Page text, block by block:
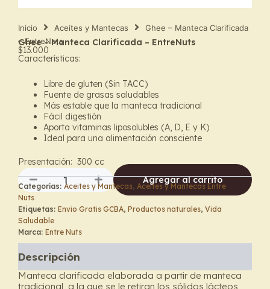
Inicio Aceites y Mantecas
Ghee – Manteca Clarificada
– EntreNuts
Ghee – Manteca Clarificada – EntreNuts
$13.000
Características:
Libre de gluten (Sin TACC)
Fuente de grasas saludables
Más estable que la manteca tradicional
Fácil digestión
Aporta vitaminas liposolubles (A, D, E y K)
Ideal para una alimentación consciente
Presentación: 300 cc
Ghee
Manteca
Clarificada
-
cantidad
Agregar al carrito
Categorías: Aceites y Mantecas, Aceites y Mantecas Entre
Nuts
Etiquetas: Envio Gratis GCBA, Productos naturales, Vida
Saludable
Marca: Entre Nuts
Descripción
Manteca clarificada elaborada a partir de manteca
tradicional, a la que se le retiran los sólidos lácteos,